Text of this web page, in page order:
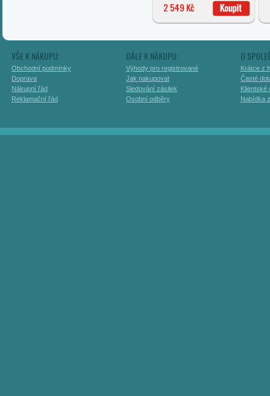
2 549 Kč
VŠE K NÁKUPU:
Obchodní podmínky
Doprava
Nákupní řád
Reklamační řád
DÁLE K NÁKUPU:
Výhody pro registrované
Jak nakupovat
Sledování zásilek
Osobní odběry
O
Krátce z
Časté
Klientské
Nabídka